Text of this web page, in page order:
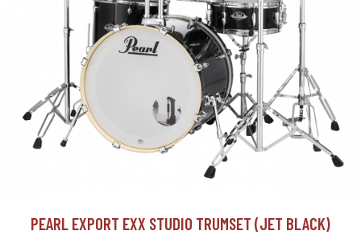
PEARL EXPORT EXX STUDIO TRUMSET (JET BLACK)